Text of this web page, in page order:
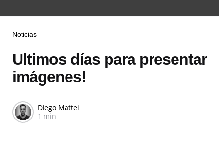
Noticias
Ultimos días para presentar
imágenes!
Diego Mattei
1 min